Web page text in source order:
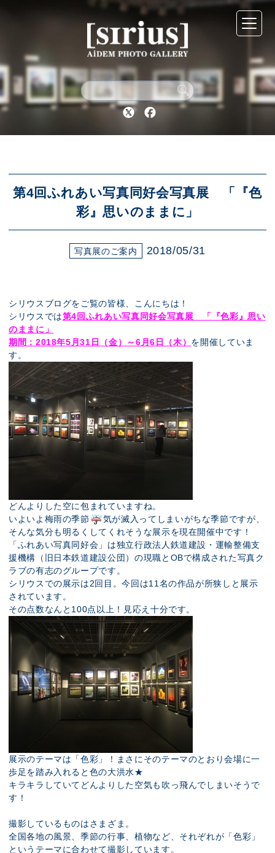
Twitter Facebook
第4回ふれあい写真同好会写真展 「『色
彩』思いのままに」
写真展のご案内 2018/05/31
シリウスブログをご覧の皆様、こんにちは！
シリウスでは第4回ふれあい写真同好会写真展 「
『色彩』思い
のままに 」
期間：2018年5月31日（金）～6月6日（木） を開催していま
す。
どんよりした空に包まれていますね。
いよいよ梅雨の季節
気が滅入ってしまいがちな季節ですが、
そんな気分も明るくしてくれそうな展示を現在開催中です！
「ふれあい写真同好会」は独立行政法人鉄道建設・運輸整備支
援機構（旧日本鉄道建設公団）の現職とOBで構成された写真ク
ラブの有志のグループです。
シリウスでの展示は2回目。今回は11名の作品が所狭しと展示
されています。
その点数なんと100点以上！見応え十分です。
展示のテーマは「色彩」！まさにそのテーマのとおり会場に一
歩足を踏み入れると色の大洪水★
キラキラしていてどんよりした空気も吹っ飛んでしまいそうで
す！
撮影しているものはさまざま。
全国各地の風景、季節の行事、植物など、それぞれが「色彩」
というテーマに合わせて撮影しています。
シリウスについて
展示スケジュール
アクセス
ブログ